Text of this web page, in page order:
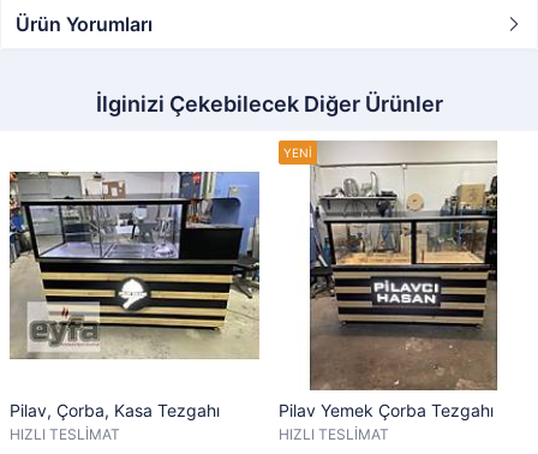
Ürün Yorumları
İlginizi Çekebilecek Diğer Ürünler
Pilav, Çorba, Kasa Tezgahı
HIZLI TESLİMAT
Pilav Yemek Çorba Tezgahı
HIZLI TESLİMAT